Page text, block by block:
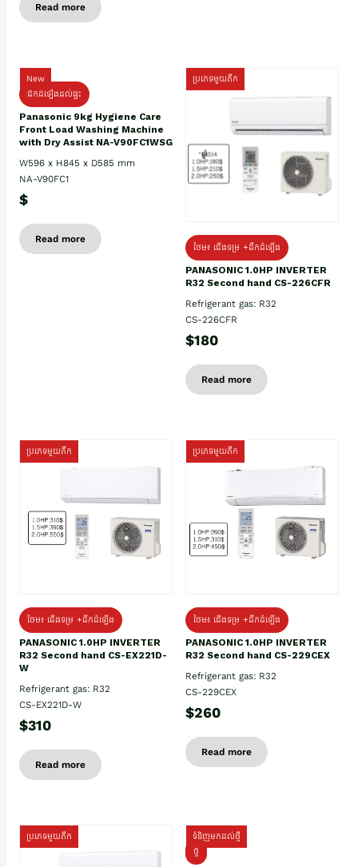
Read more
New
ដឹកដំឡើងដល់ផ្ទះ
Panasonic 9kg Hygiene Care
Front Load Washing Machine
with Dry Assist NA-V90FC1WSG
W596 x H845 x D585 mm
NA-V90FC1
$
Read more
ប្រភេទមួយតឹក
ថែម៖ ជើងទម្រ +ដឹកដំឡើង
PANASONIC 1.0HP INVERTER
R32 Second hand CS-226CFR
Refrigerant gas: R32
CS-226CFR
$180
Read more
ប្រភេទមួយតឹក
ថែម៖ ជើងទម្រ +ដឹកដំឡើង
PANASONIC 1.0HP INVERTER
R32 Second hand CS-EX221D-
W
Refrigerant gas: R32
CS-EX221D-W
$310
Read more
ប្រភេទមួយតឹក
ថែម៖ ជើងទម្រ +ដឹកដំឡើង
PANASONIC 1.0HP INVERTER
R32 Second hand CS-229CEX
Refrigerant gas: R32
CS-229CEX
$260
Read more
ប្រភេទមួយតឹក
ទំនិញមកដល់ថ្មី
ថ្មី